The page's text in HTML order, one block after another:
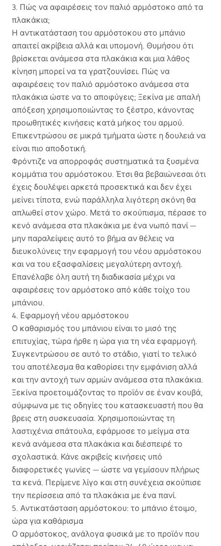
3. Πώς να αφαιρέσεις τον παλιό αρμόστοκο από τα
πλακάκια;
Η αντικατάσταση του αρμόστοκου στο μπάνιο
απαιτεί ακρίβεια αλλά και υπομονή. Θυμήσου ότι
βρίσκεται ανάμεσα στα πλακάκια και μια λάθος
κίνηση μπορεί να τα γρατζουνίσει. Πώς να
αφαιρέσεις τον παλιό αρμόστοκο ανάμεσα στα
πλακάκια ώστε να το αποφύγεις; Ξεκίνα με απαλή
απόξεση χρησιμοποιώντας το ξέστρο, κάνοντας
προωθητικές κινήσεις κατά μήκος του αρμού.
Επικεντρώσου σε μικρά τμήματα ώστε η δουλειά να
είναι πιο αποδοτική.
Φρόντιζε να απορροφάς συστηματικά τα ξυσμένα
κομμάτια του αρμόστοκου. Έτσι θα βεβαιώνεσαι ότι
έχεις δουλέψει αρκετά προσεκτικά και δεν έχει
μείνει τίποτα, ενώ παράλληλα λιγότερη σκόνη θα
απλωθεί στον χώρο. Μετά το σκούπισμα, πέρασε το
κενό ανάμεσα στα πλακάκια με ένα νωπό πανί —
μην παραλείψεις αυτό το βήμα αν θέλεις να
διευκολύνεις την εφαρμογή του νέου αρμόστοκου
και να του εξασφαλίσεις μεγαλύτερη αντοχή.
Επανέλαβε όλη αυτή τη διαδικασία μέχρι να
αφαιρέσεις τον αρμόστοκο από κάθε τοίχο του
μπάνιου.
4. Εφαρμογή νέου αρμόστοκου
Ο καθαρισμός του μπάνιου είναι το μισό της
επιτυχίας, τώρα ήρθε η ώρα για τη νέα εφαρμογή.
Συγκεντρώσου σε αυτό το στάδιο, γιατί το τελικό
του αποτέλεσμα θα καθορίσει την εμφάνιση αλλά
και την αντοχή των αρμών ανάμεσα στα πλακάκια.
Ξεκίνα προετοιμάζοντας το προϊόν σε έναν κουβά,
σύμφωνα με τις οδηγίες του κατασκευαστή που θα
βρεις στη συσκευασία. Χρησιμοποιώντας τη
λαστιχένια σπάτουλα, εφάρμοσε το μείγμα στα
κενά ανάμεσα στα πλακάκια και διέσπειρέ το
σχολαστικά. Κάνε ακριβείς κινήσεις υπό
διαφορετικές γωνίες — ώστε να γεμίσουν πλήρως
τα κενά. Περίμενε λίγο και στη συνέχεια σκούπισε
την περίσσεια από τα πλακάκια με ένα πανί.
5. Αντικατάσταση αρμόστοκου: το μπάνιο έτοιμο,
ώρα για καθάρισμα
Ο αρμόστοκος, ανάλογα φυσικά με το προϊόν που